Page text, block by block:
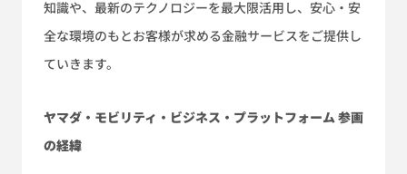
知識や、最新のテクノロジーを最大限活用し、安心・安
全な環境のもとお客様が求める金融サービスをご提供し
ていきます。
ヤマダ・モビリティ・ビジネス・プラットフォーム 参画
の経緯